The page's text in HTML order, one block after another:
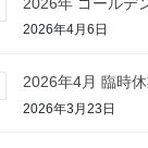
2026年4月6日
2026年4月 臨時
2026年3月23日